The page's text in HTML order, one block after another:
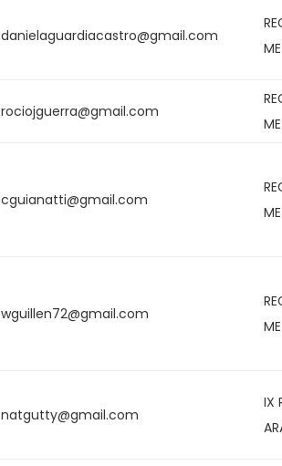
danielaguardiacastro@gmail.com
rociojguerra@gmail.com
cguianatti@gmail.com
wguillen72@gmail.com
natgutty@gmail.com
IX